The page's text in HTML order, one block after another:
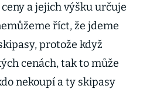
a jejich výšku určuje
říct, že jdeme
protože když
cenách, tak to může
nekoupí a ty skipasy